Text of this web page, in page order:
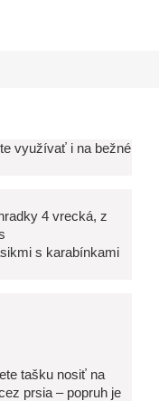
využívať i na bežné
4 vrecká, z
s karabínkami
tašku nosiť na
prsia – popruh je